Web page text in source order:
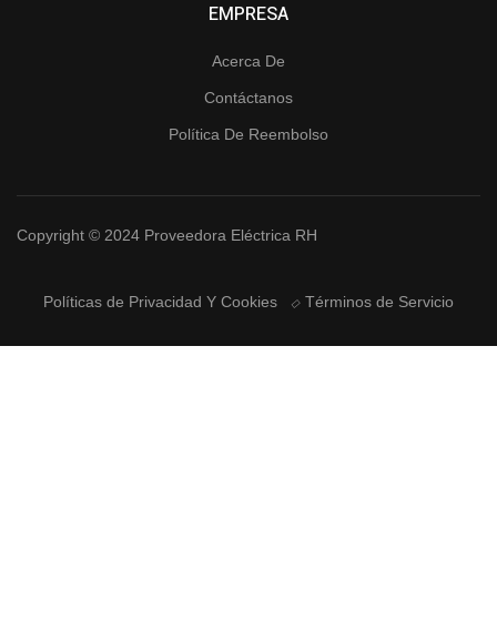
EMPRESA
Acerca De
Contáctanos
Política De Reembolso
Copyright © 2024 Proveedora Eléctrica RH
Políticas de Privacidad Y Cookies Términos de Servicio